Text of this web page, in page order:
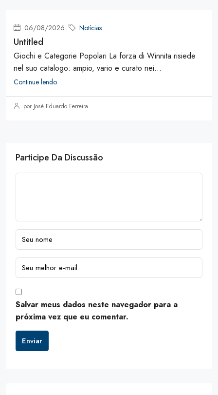
06/08/2026 Notícias
Untitled
Giochi e Categorie Popolari La forza di Winnita risiede
nel suo catalogo: ampio, vario e curato nei...
Continue lendo
por José Eduardo Ferreira
Participe Da Discussão
Salvar meus dados neste navegador para a
próxima vez que eu comentar.
Enviar